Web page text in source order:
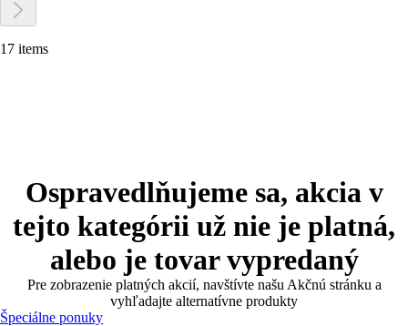
17 items
Ospravedlňujeme sa, akcia v
tejto kategórii už nie je platná,
alebo je tovar vypredaný
Pre zobrazenie platných akcií, navštívte našu Akčnú stránku a
vyhľadajte alternatívne produkty
Špeciálne ponuky